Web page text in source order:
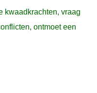
kwaadkrachten, vraag
ontmoet een